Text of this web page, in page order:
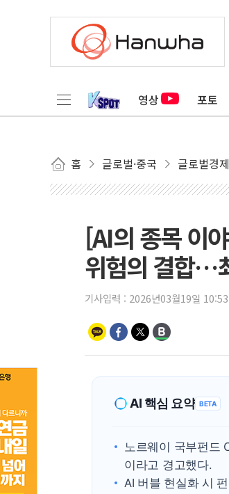
영상 포토
홈 글로벌·중국 글로벌경제
[AI의 종목 이
위험의 결합…
기사입력 : 2026년03월19일 10:53
AI 핵심 요약 BETA
노르웨이 국부펀드
이라고 경고했다.
AI 버블 현실화 시